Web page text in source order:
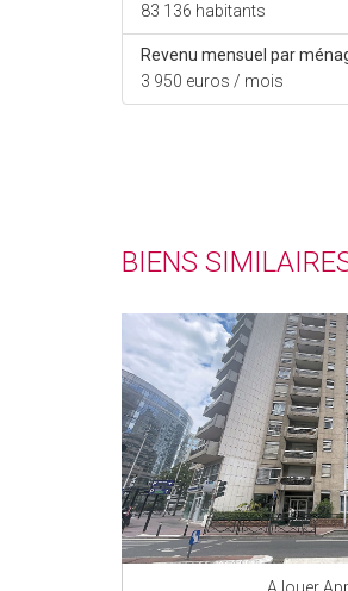
83 136 habitants
Revenu mensuel par
3 950 euros / mois
BIENS
A louer